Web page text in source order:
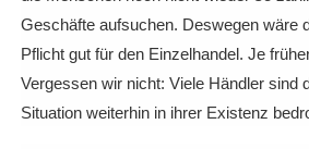
Geschäfte aufsuchen. Deswegen wäre
Pflicht gut für den Einzelhandel. Je
Vergessen wir nicht: Viele Händler sind
Situation weiterhin in ihrer Existenz